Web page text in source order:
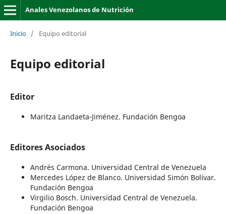
Anales Venezolanos de Nutrición
Inicio / Equipo editorial
Equipo editorial
Editor
Maritza Landaeta-Jiménez. Fundación Bengoa
Editores Asociados
Andrés Carmona. Universidad Central de Venezuela
Mercedes López de Blanco. Universidad Simón Bolívar.
Fundación Bengoa
Virgilio Bosch. Universidad Central de Venezuela.
Fundación Bengoa